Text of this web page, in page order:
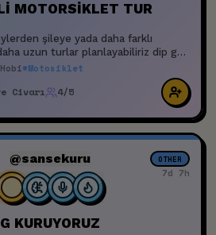
MOTORSİKLET TUR
şileye yada daha farklı
uzun turlar planlayabiliriz dip gaz
değil chill chill dolanmak
#Motosiklet
Civarı 4/5
@sansekuru OTHER
7d 7h
KURUYORUZ